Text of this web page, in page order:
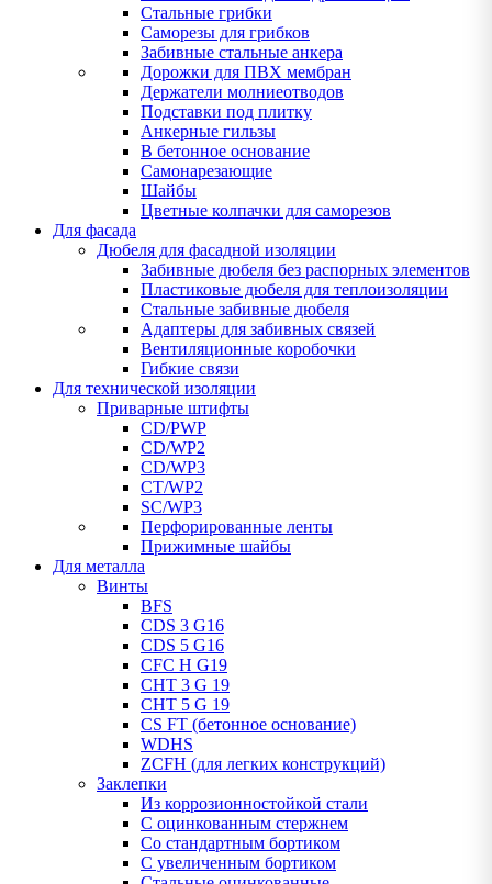
Стальные грибки
Саморезы для грибков
Забивные стальные анкера
Дорожки для ПВХ мембран
Держатели молниеотводов
Подставки под плитку
Анкерные гильзы
В бетонное основание
Самонарезающие
Шайбы
Цветные колпачки для саморезов
Для фасада
Дюбеля для фасадной изоляции
Забивные дюбеля без распорных элементов
Пластиковые дюбеля для теплоизоляции
Стальные забивные дюбеля
Адаптеры для забивных связей
Вентиляционные коробочки
Гибкие связи
Для технической изоляции
Приварные штифты
CD/PWP
CD/WP2
CD/WP3
CT/WP2
SC/WP3
Перфорированные ленты
Прижимные шайбы
Для металла
Винты
BFS
CDS 3 G16
CDS 5 G16
CFC H G19
CHT 3 G 19
CHT 5 G 19
CS FT (бетонное основание)
WDHS
ZCFH (для легких конструкций)
Заклепки
Из коррозионностойкой стали
С оцинкованным стержнем
Со стандартным бортиком
С увеличенным бортиком